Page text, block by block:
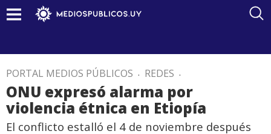
PORTAL MEDIOS PÚBLICOS . REDES .
ONU expresó alarma por
violencia étnica en Etiopía
El conflicto estalló el 4 de noviembre después